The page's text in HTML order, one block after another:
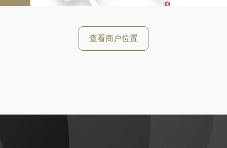
查看商户位置